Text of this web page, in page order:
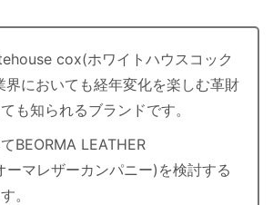
cox(ホワイトハウスコック
界においても経年変化を楽しむ革財
も知られるブランドです。
BEORMA LEATHER
ーマレザーカンパニー)を検討する
。